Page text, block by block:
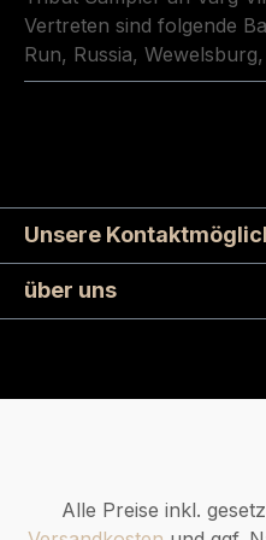
Vertreten sind folgende
Run, Russia,
Unsere
über uns
Alle Preise inkl.